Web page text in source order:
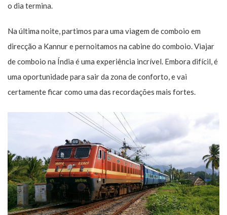
o dia termina.
Na última noite, partimos para uma viagem de comboio em
direcção a Kannur e pernoitamos na cabine do comboio. Viajar
de comboio na Índia é uma experiência incrível. Embora difícil, é
uma oportunidade para sair da zona de conforto, e vai
certamente ficar como uma das recordações mais fortes.